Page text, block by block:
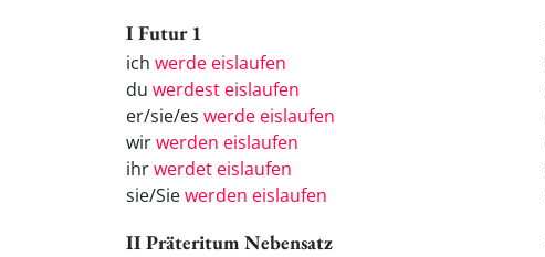
I Futur 1
ich werde eislaufen
du werdest eislaufen
er/sie/es werde eislaufen
wirwerden eislaufen
ihrwerdet eislaufen
sie/Siewerden eislaufen
II Präteritum Nebensatz